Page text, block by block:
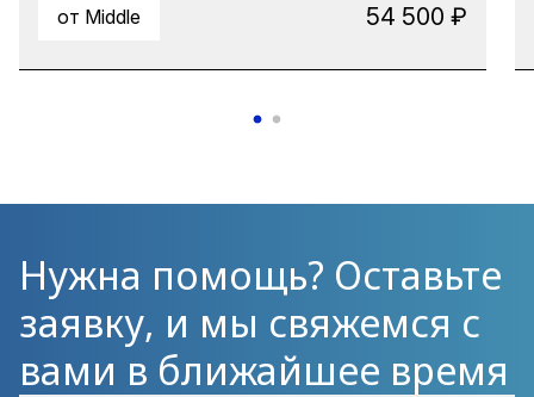
научиться выбирать подходящие решения и
шаблоны проектирования для создания
от Middle 54 500 ₽
Нужна помощь? Оставьте
заявку, и мы свяжемся с
вами в ближайшее время